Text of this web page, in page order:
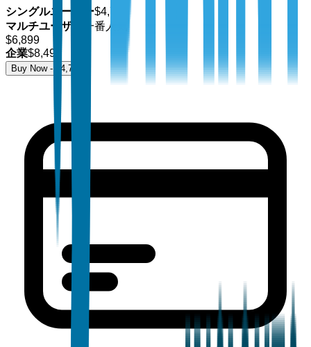
シングルユーザー$4,700
マルチユーザー
一番人気
$6,899
企業$8,499
Buy Now - $ 4,700